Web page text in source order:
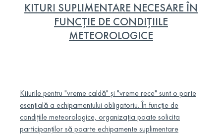
KITURI SUPLIMENTARE NECESARE ÎN
FUNCȚIE DE CONDIȚIILE
METEOROLOGICE
Kiturile pentru "vreme caldă" și "vreme rece" sunt o parte
esențială a echipamentului obligatoriu. În funcție de
condițiile meteorologice, organizația poate solicita
participanților să poarte echipamente suplimentare